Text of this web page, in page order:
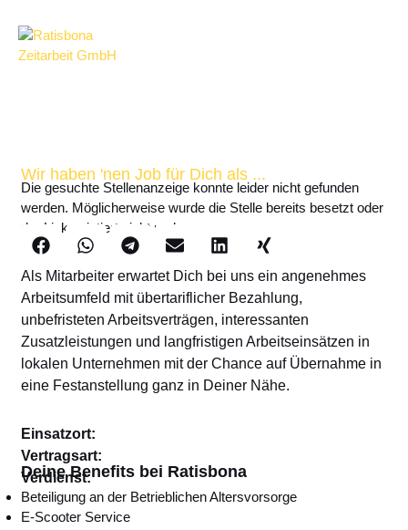
Wir haben 'nen Job für Dich als ...
Die gesuchte Stellenanzeige konnte leider nicht gefunden
werden. Möglicherweise wurde die Stelle bereits besetzt oder
der Link existiert nicht mehr.
Als Mitarbeiter erwartet Dich bei uns ein angenehmes
Arbeitsumfeld mit übertariflicher Bezahlung,
unbefristeten Arbeitsverträgen, interessanten
Zusatzleistungen und langfristigen Arbeitseinsätzen in
lokalen Unternehmen mit der Chance auf Übernahme in
eine Festanstellung ganz in Deiner Nähe.
Einsatzort:
Vertragsart:
Verdienst:
Deine Benefits bei Ratisbona
Beteiligung an der Betrieblichen Altersvorsorge
E-Scooter Service